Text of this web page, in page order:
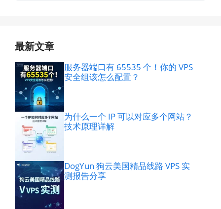
最新文章
服务器端口有 65535 个！你的 VPS
安全组该怎么配置？
为什么一个 IP 可以对应多个网站？
技术原理详解
DogYun 狗云美国精品线路 VPS 实
测报告分享